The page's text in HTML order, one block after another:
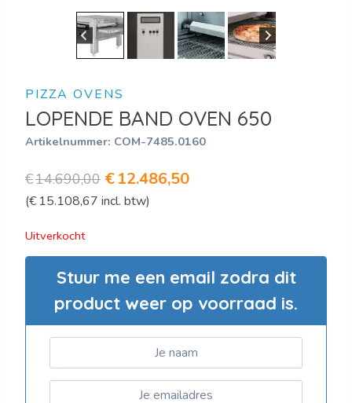
PIZZA OVENS
LOPENDE BAND OVEN 650
Artikelnummer: COM-7485.0160
€14.690,00 Oorspronkelijke
prijs
€14.690,00.
€12.486,50Huidige
€12.486,50.
(€ 15.108,67 incl. btw)
Uitverkocht
Stuur me een email zodra dit
product weer op voorraad is.